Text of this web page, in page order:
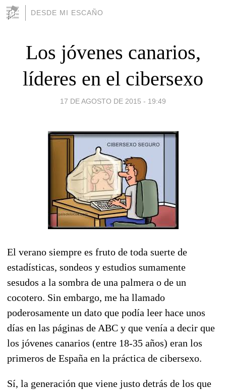
DESDE MI ESCAÑO
Los jóvenes canarios,
líderes en el cibersexo
17 DE AGOSTO DE 2015 - 19:49
El verano siempre es fruto de toda suerte de
estadísticas, sondeos y estudios sumamente
sesudos a la sombra de una palmera o de un
cocotero. Sin embargo, me ha llamado
poderosamente un dato que podía leer hace unos
días en las páginas de ABC y que venía a decir que
los jóvenes canarios (entre 18-35 años) eran los
primeros de España en la práctica de cibersexo.
Sí, la generación que viene justo detrás de los que